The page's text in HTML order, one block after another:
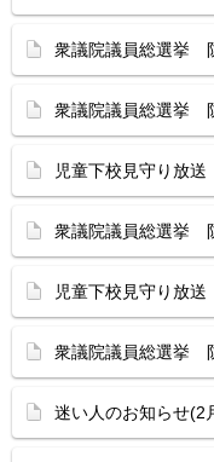
衆議院議員総選挙
衆議院議員総選挙
児童下校見守り放送
衆議院議員総選挙
児童下校見守り放送
衆議院議員総選挙
迷い人のお知らせ(2